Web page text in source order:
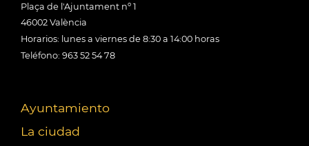
Plaça de l'Ajuntament nº 1
46002 València
Horarios: lunes a viernes de 8:30 a 14:00 horas
Teléfono: 963 52 54 78
Ayuntamiento
La ciudad